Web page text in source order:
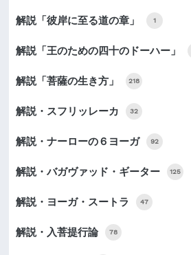
解説「彼岸に至る道の章」 1
解説「王のための四十のドーハー」
解説「菩薩の生き方」 218
解説・スフリッレーカ 32
解説・ナーローの６ヨーガ 92
解説・バガヴァッド・ギーター 125
解説・ヨーガ・スートラ 47
解説・入菩提行論 78